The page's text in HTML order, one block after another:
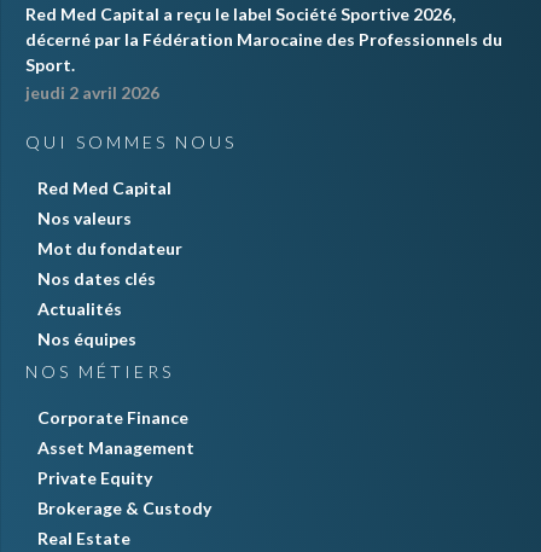
Red Med Capital a reçu le label Société Sportive 2026,
décerné par la Fédération Marocaine des Professionnels du
Sport.
jeudi 2 avril 2026
QUI SOMMES NOUS
Red Med Capital
Nos valeurs
Mot du fondateur
Nos dates clés
Actualités
Nos équipes
NOS MÉTIERS
Corporate Finance
Asset Management
Private Equity
Brokerage & Custody
Real Estate